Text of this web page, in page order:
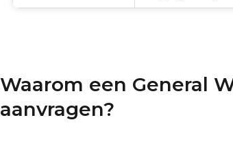
Waarom een General
aanvragen?